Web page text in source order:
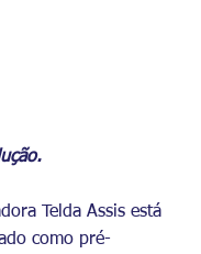
Telda Assis está
como pré-